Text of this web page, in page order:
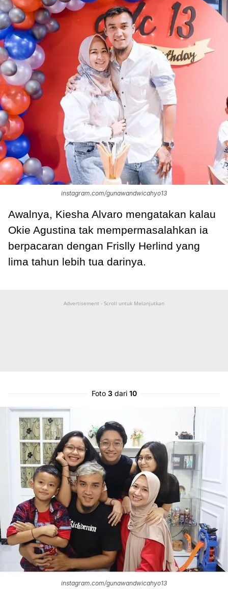
instagram.com/gunawandwicahyo13
Awalnya, Kiesha Alvaro mengatakan kalau
Okie Agustina tak mempermasalahkan ia
berpacaran dengan Frislly Herlind yang
lima tahun lebih tua darinya.
Advertisement - Scroll untuk Melanjutkan
Foto 3dari 10
instagram.com/gunawandwicahyo13